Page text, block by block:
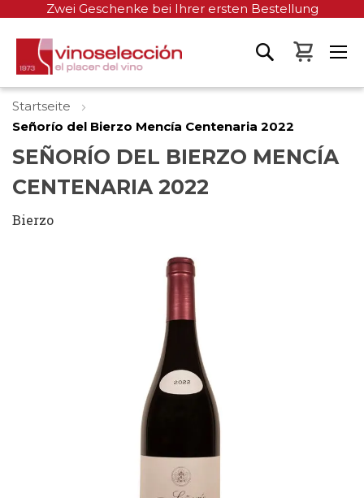
Zwei Geschenke bei Ihrer ersten Bestellung
Mein
Startseite
Señorío del Bierzo Mencía Centenaria 2022
SEÑORÍO DEL BIERZO MENCÍA
CENTENARIA 2022
Bierzo